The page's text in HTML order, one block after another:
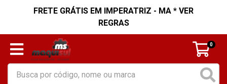
FRETE GRÁTIS EM IMPERATRIZ - MA * VER
REGRAS
0